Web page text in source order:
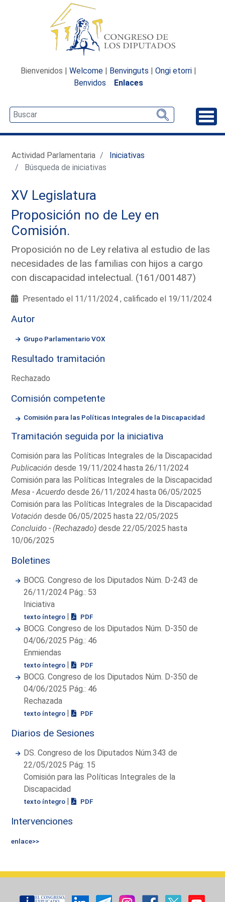
Bienvenidos | Welcome | Benvinguts | Ongi etorri |
Benvidos
Enlaces
Actividad Parlamentaria
Iniciativas
Búsqueda de iniciativas
XV Legislatura
Proposición no de Ley en
Comisión.
Proposición no de Ley relativa al estudio de las
necesidades de las familias con hijos a cargo
con discapacidad intelectual. (161/001487)
Presentado el 11/11/2024 , calificado el 19/11/2024
Autor
Grupo Parlamentario VOX
Resultado tramitación
Rechazado
Comisión competente
Comisión para las Políticas Integrales de la Discapacidad
Tramitación seguida por la iniciativa
Comisión para las Políticas Integrales de la Discapacidad
Publicación desde 19/11/2024 hasta 26/11/2024
Comisión para las Políticas Integrales de la Discapacidad
Mesa - Acuerdo desde 26/11/2024 hasta 06/05/2025
Comisión para las Políticas Integrales de la Discapacidad
Votación desde 06/05/2025 hasta 22/05/2025
Concluido - (Rechazado) desde 22/05/2025 hasta
10/06/2025
Boletines
BOCG. Congreso de los Diputados Núm. D-243 de
26/11/2024 Pág.: 53
Iniciativa
texto íntegro | PDF
BOCG. Congreso de los Diputados Núm. D-350 de
04/06/2025 Pág.: 46
Enmiendas
texto íntegro | PDF
BOCG. Congreso de los Diputados Núm. D-350 de
04/06/2025 Pág.: 46
Rechazada
texto íntegro | PDF
Diarios de Sesiones
DS. Congreso de los Diputados Núm.343 de
22/05/2025 Pág: 15
Comisión para las Políticas Integrales de la
Discapacidad
texto íntegro | PDF
Intervenciones
enlace>>